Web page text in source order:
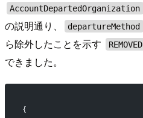
AccountDepartedOrganization
の説明通り、
departureMethod
ら除外したことを示す
REMOVED
できました。
{